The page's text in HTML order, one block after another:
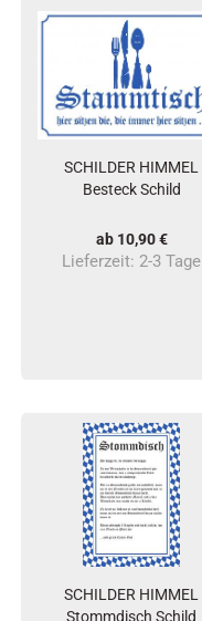
SCHILDER HIMMEL
Besteck Schild
ab 10,90 €
Lieferzeit: 2-3 Tage
SCHILDER HIMMEL
Stommdisch Schild